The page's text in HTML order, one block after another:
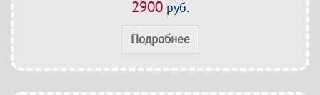
2900руб.
Подробнее